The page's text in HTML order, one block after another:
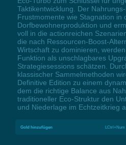
Taktikentwicklung. Der
Frustmomente wie Stagnation in
Dorfbewohnerproduktion und
voll in die actionreichen
die nach Ressourcen-Boost-
Wirtschaft zu dominieren,
Funktion als unschlagbares
Strategiesessions schätzen.
klassischer Sammelmethoden
Definitive Edition zu einem
dem die richtige Balance aus
traditioneller Eco-Struktur den
und Niederlage im Echtzeitkrieg
Gold hinzufügen LCtrl+Num